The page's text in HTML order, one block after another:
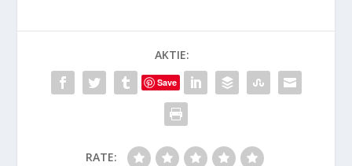
AKTIE:
Save
RATE: